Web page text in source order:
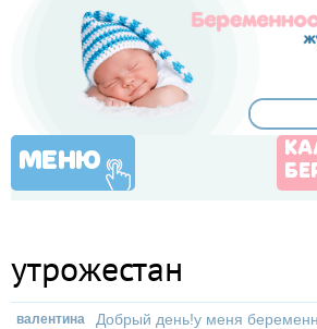
МЕНЮ
утрожестан
валентина
Добрый день!у меня